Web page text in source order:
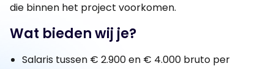
die binnen het project voorkomen.
Wat bieden wij je?
Salaris tussen € 2.900 en € 4.000 bruto per